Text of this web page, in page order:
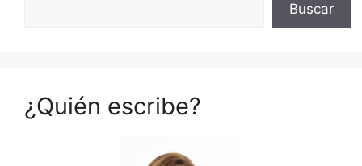
Buscar
¿Quién escribe?